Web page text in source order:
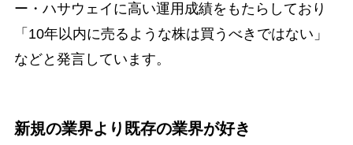
ー・ハサウェイに高い運用成績をもたらしており
「10年以内に売るような株は買うべきではない」
などと発言しています。
新規の業界より既存の業界が好き